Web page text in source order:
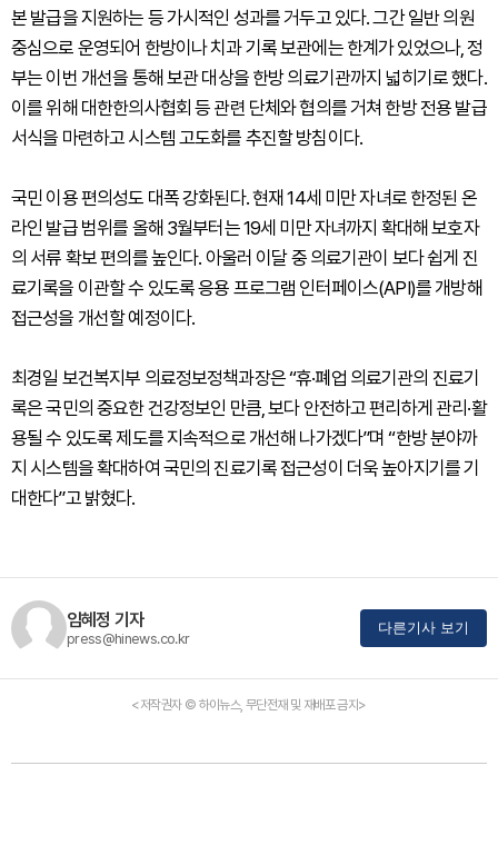
본 발급을 지원하는 등 가시적인 성과를 거두고 있다. 그간 일반 의원
중심으로 운영되어 한방이나 치과 기록 보관에는 한계가 있었으나, 정
부는 이번 개선을 통해 보관 대상을 한방 의료기관까지 넓히기로 했다.
이를 위해 대한한의사협회 등 관련 단체와 협의를 거쳐 한방 전용 발급
서식을 마련하고 시스템 고도화를 추진할 방침이다.
국민 이용 편의성도 대폭 강화된다. 현재 14세 미만 자녀로 한정된 온
라인 발급 범위를 올해 3월부터는 19세 미만 자녀까지 확대해 보호자
의 서류 확보 편의를 높인다. 아울러 이달 중 의료기관이 보다 쉽게 진
료기록을 이관할 수 있도록 응용 프로그램 인터페이스(API)를 개방해
접근성을 개선할 예정이다.
최경일 보건복지부 의료정보정책과장은 “휴·폐업 의료기관의 진료기
록은 국민의 중요한 건강정보인 만큼, 보다 안전하고 편리하게 관리·활
용될 수 있도록 제도를 지속적으로 개선해 나가겠다”며 “한방 분야까
지 시스템을 확대하여 국민의 진료기록 접근성이 더욱 높아지기를 기
대한다”고 밝혔다.
임혜정 기자
press@hinews.co.kr
다른기사 보기
<저작권자 © 하이뉴스, 무단전재 및 재배포 금지>